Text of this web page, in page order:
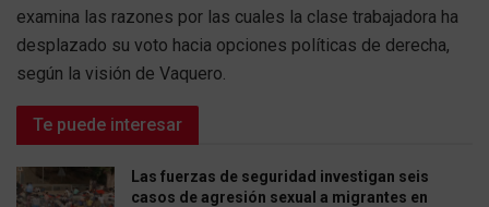
examina las razones por las cuales la clase trabajadora ha
desplazado su voto hacia opciones políticas de derecha,
según la visión de Vaquero.
Te puede interesar
Las fuerzas de seguridad investigan seis
casos de agresión sexual a migrantes en